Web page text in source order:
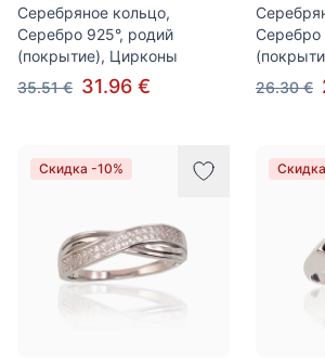
Серебряное кольцо,
Серебро 925°, родий
(покрытие), Цирконы
35.51 € 31.96 €
Серебро
26.30 €
Скидка -10%